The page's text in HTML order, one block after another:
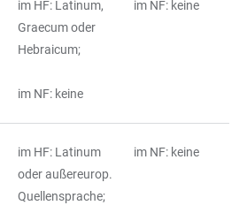
im HF: Latinum,
Graecum oder
Hebraicum;
im NF: keine
im NF: keine
im HF: Latinum
oder außereurop.
Quellensprache;
im NF: keine